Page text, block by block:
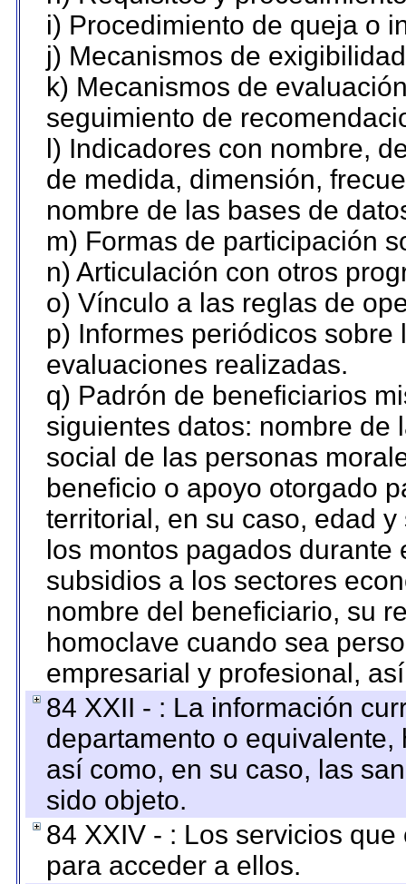
i) Procedimiento de queja o
j) Mecanismos de
k) Mecanismos de
seguimiento de
l) Indicadores con nombre,
de medida, dimensión,
nombre de las bases de
m) Formas de participación
n) Articulación con otros
o) Vínculo a las reglas de
p) Informes periódicos
evaluaciones realizadas.
q) Padrón de beneficiarios
siguientes datos: nombre de
social de las personas
beneficio o apoyo otorgado
territorial, en su caso, edad
los montos pagados
subsidios a los sectores
nombre del beneficiario, su
homoclave cuando sea
empresarial y profesional,
84 XXII - : La información
departamento o
así como, en su caso, las
sido objeto.
84 XXIV - : Los servicios
para acceder a ellos.